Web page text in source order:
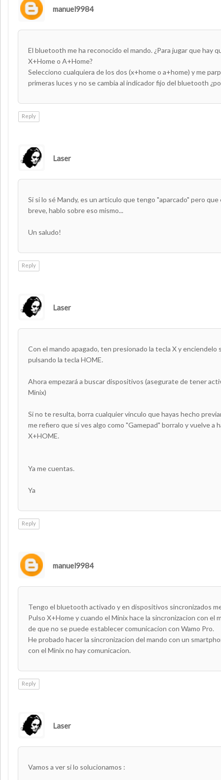
manuel9984
El bluetooth me ha reconocido el mando. ¿Para jugar que hay
X+Home o A+Home?
Selecciono cualquiera de los dos (x+home o a+home) y me
primeras luces y no se cambia al indicador fijo del bluetooth
Reply
Laser
Si si lo sé Mandy, es un articulo que tengo "aparcado" pero
breve, hablo sobre eso mismo...
Un saludo!
Reply
Laser
Con el mando apagado, ten presionado la tecla X y enciendelo
pulsando la tecla HOME.
Ahora empezará a buscar dispositivos (asegurate de tener
Minix)
Si no te resulta, borra cualquier vinculo que hayas hecho
me refiero que si ves algo como "Gamepad" borralo y vuelve a
X+HOME.
Ya me cuentas.
Ya
Reply
manuel9984
Tengo el bluetooth activado y en dispositivos sincronizados
Pulso X+Home y cuando el Minix hace la sincronizacion con el
de que no se puede establecer comunicacion con Wamo Pro.
He probado hacer la sincronizacion del mando con un
con el Minix no hay comunicacion.
Reply
Laser
Vamos a ver si lo solucionamos :